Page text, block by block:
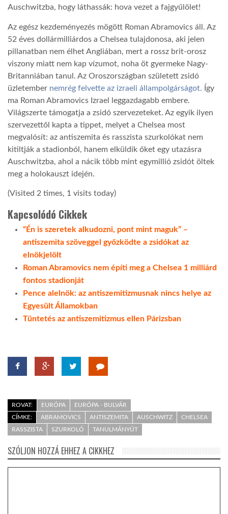
Auschwitzba, hogy láthassák: hova vezet a fajgyűlölet!
Az egész kezdeményezés mögött Roman Abramovics áll. Az
52 éves dollármilliárdos a Chelsea tulajdonosa, aki jelen
pillanatban nem élhet Angliában, mert a rossz brit-orosz
viszony miatt nem kap vízumot, noha öt gyermeke Nagy-
Britanniában tanul. Az Oroszországban született zsidó
üzletember nemrég felvette az izraeli állampolgárságot. Így
ma Roman Abramovics Izrael leggazdagabb embere.
Világszerte támogatja a zsidó szervezeteket. Az egyik ilyen
szervezettől kapta a tippet, melyet a Chelsea most
megvalósít: az antiszemita és rasszista szurkolókat nem
kitiltják a stadionból, hanem elküldik őket egy utazásra
Auschwitzba, ahol a nácik több mint egymillió zsidót öltek
meg a holokauszt idején.
(Visited 2 times, 1 visits today)
Kapcsolódó Cikkek
“Én is szeretek alkudozni, pont mint maguk” –
antiszemita szöveggel győzködte a zsidókat az
elnökjelölt
Roman Abramovics nem építi meg a Chelsea 1 milliárd
fontos stadionját
Pence alelnök: az antiszemitizmusnak nincs helye az
Egyesült Államokban
Tüntetés az antiszemitizmus ellen Párizsban
ROVAT: EURÓPA
EURÓPA - BULVÁR
CÍMKE:
ABRAMOVICS ANTISZEMITA AUSCHWITZ
CHELSEA
RASSZISTA
SZURKOLÓ TANULMÁNYÚT
SZÓLJON HOZZÁ EHHEZ A CIKKHEZ